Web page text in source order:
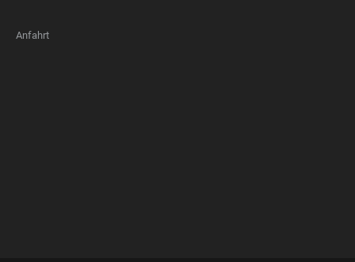
Anfahrt